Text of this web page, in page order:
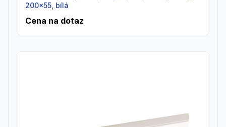
200x55, bílá
Cena na dotaz